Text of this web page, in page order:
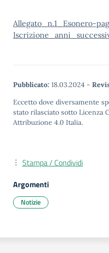
Allegato_n.1_Esonero-
Pubblicato: 18.03.2024 -
Eccetto dove diversamente
stato rilasciato sotto Licenza
Attribuzione 4.0 Italia.
Stampa / Condividi
Argomenti
Notizie